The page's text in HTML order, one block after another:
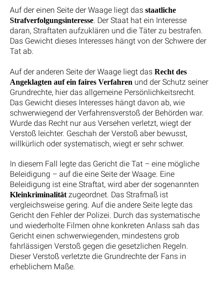
Auf der einen Seite der Waage liegt das staatliche
Strafverfolgungsinteresse. Der Staat hat ein Interesse
daran, Straftaten aufzuklären und die Täter zu bestrafen.
Das Gewicht dieses Interesses hängt von der Schwere der
Tat ab.
Auf der anderen Seite der Waage liegt das Recht des
Angeklagten auf ein faires Verfahren und der Schutz seiner
Grundrechte, hier das allgemeine Persönlichkeitsrecht.
Das Gewicht dieses Interesses hängt davon ab, wie
schwerwiegend der Verfahrensverstoß der Behörden war.
Wurde das Recht nur aus Versehen verletzt, wiegt der
Verstoß leichter. Geschah der Verstoß aber bewusst,
willkürlich oder systematisch, wiegt er sehr schwer.
In diesem Fall legte das Gericht die Tat – eine mögliche
Beleidigung – auf die eine Seite der Waage. Eine
Beleidigung ist eine Straftat, wird aber der sogenannten
Kleinkriminalitätzugeordnet. Das Strafmaß ist
vergleichsweise gering. Auf die andere Seite legte das
Gericht den Fehler der Polizei. Durch das systematische
und wiederholte Filmen ohne konkreten Anlass sah das
Gericht einen schwerwiegenden, mindestens grob
fahrlässigen Verstoß gegen die gesetzlichen Regeln.
Dieser Verstoß verletzte die Grundrechte der Fans in
erheblichem Maße.